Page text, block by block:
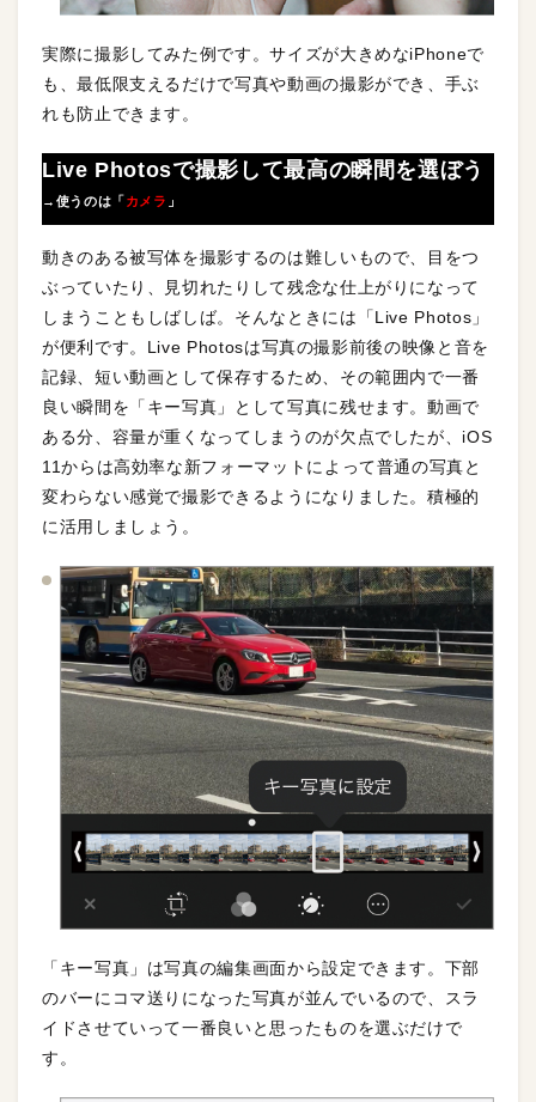
実際に撮影してみた例です。サイズが大きめなiPhoneで
も、最低限支えるだけで写真や動画の撮影ができ、手ぶ
れも防止できます。
Live Photosで撮影して最高の瞬間を選ぼう
→使うのは「カメラ 」
動きのある被写体を撮影するのは難しいもので、目をつ
ぶっていたり、見切れたりして残念な仕上がりになって
しまうこともしばしば。そんなときには「Live Photos」
が便利です。Live Photosは写真の撮影前後の映像と音を
記録、短い動画として保存するため、その範囲内で一番
良い瞬間を「キー写真」として写真に残せます。動画で
ある分、容量が重くなってしまうのが欠点でしたが、iOS
11からは高効率な新フォーマットによって普通の写真と
変わらない感覚で撮影できるようになりました。積極的
に活用しましょう。
「キー写真」は写真の編集画面から設定できます。下部
のバーにコマ送りになった写真が並んでいるので、スラ
イドさせていって一番良いと思ったものを選ぶだけで
す。